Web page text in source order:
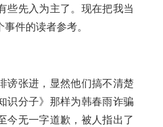
些先入为主了。现在把我当
件的读者参考。
谤张进，显然他们搞不清楚
识分子》那样为韩春雨诈骗
今无一字道歉，被人指出了